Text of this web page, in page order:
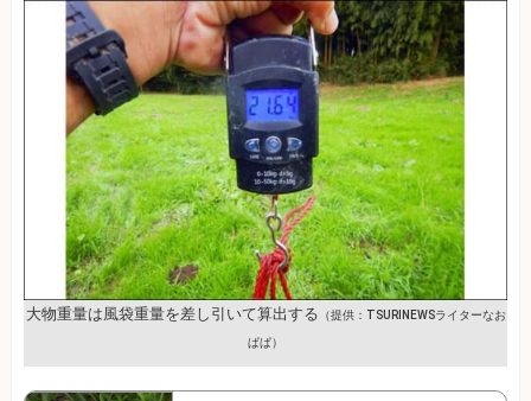
大物重量は風袋重量を差し引いて算出する （提供：TSURINEWSライターなお
ぱぱ）